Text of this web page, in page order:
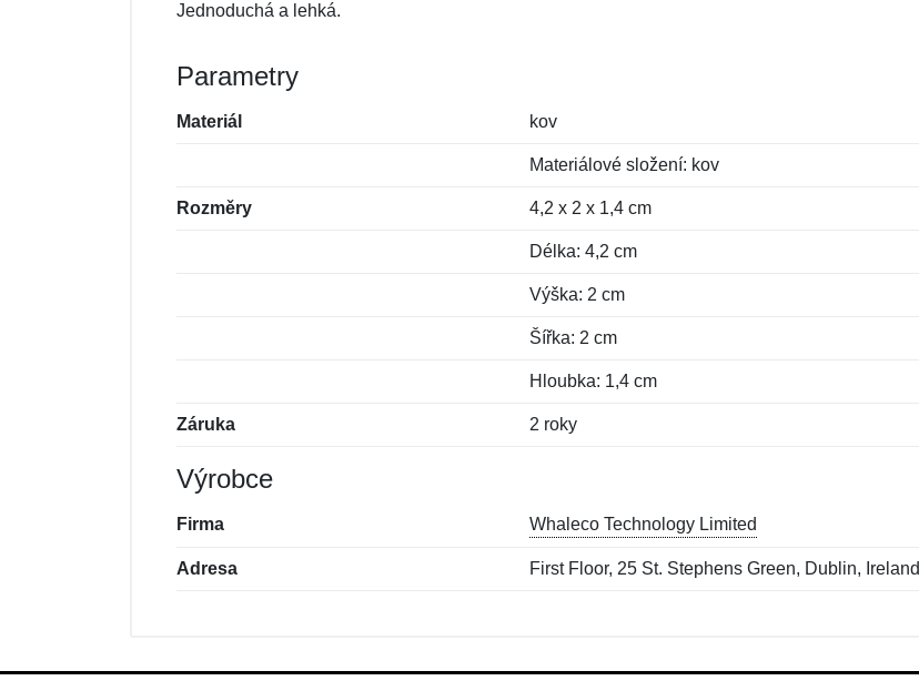
Jednoduchá a lehká.
Parametry
Materiál kov
Materiálové složení: kov
Rozměry 4,2 x 2 x 1,4 cm
Délka: 4,2 cm
Výška: 2 cm
Šířka: 2 cm
Hloubka: 1,4 cm
Záruka 2 roky
Výrobce
Firma Whaleco Technology Limited
Adresa First Floor, 25 St. Stephens Green, Dublin, Ireland